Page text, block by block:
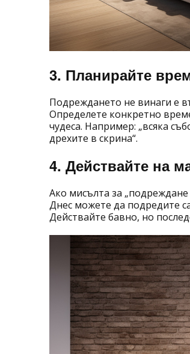
3. Планирайте
Подреждането не винаги е
Определете конкретно
чудеса. Например: „всяка
дрехите в скрина“.
4. Действайте на
Ако мисълта за „подреждане
Днес можете да подредите
Действайте бавно, но